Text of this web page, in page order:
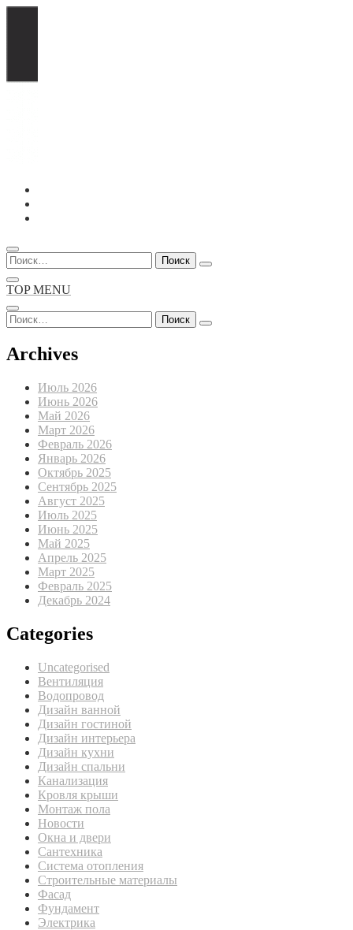
Перейти
содержимому
Найти:
TOP MENU
Найти:
Archives
Июль 2026
Июнь 2026
Май 2026
Март 2026
Февраль 2026
Январь 2026
Октябрь 2025
Сентябрь 2025
Август 2025
Июль 2025
Июнь 2025
Май 2025
Апрель 2025
Март 2025
Февраль 2025
Декабрь 2024
Categories
Uncategorised
Вентиляция
Водопровод
Дизайн ванной
Дизайн гостиной
Дизайн интерьера
Дизайн кухни
Дизайн спальни
Канализация
Кровля крыши
Монтаж пола
Новости
Окна и двери
Сантехника
Система отопления
Строительные материалы
Фасад
Фундамент
Электрика